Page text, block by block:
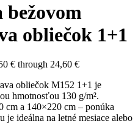
obliečok 1+1
€ through 24,60 €
obliečok M152 1+1 je
hmotnosťou 130 g/m².
cm a 140×220 cm – ponúka
ideálna na letné mesiace alebo